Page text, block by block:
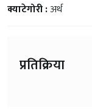
क्याटेगोरी :अर्थ
प्रतिक्रिया